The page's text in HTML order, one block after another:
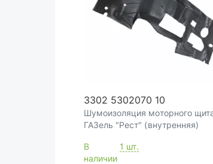
3302 5302070 10
Шумоизоляция моторного
ГАЗель "Рест" (внутренняя)
В
наличии
1 шт.